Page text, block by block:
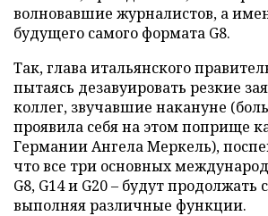
волновавшие журналистов, а
будущего самого формата G8.
Так, глава итальянского
пытаясь дезавуировать резкие
коллег, звучавшие накануне
проявила себя на этом поприще
Германии Ангела Меркель),
что все три основных
G8, G14 и G20 – будут продолжать
выполняя различные функции.